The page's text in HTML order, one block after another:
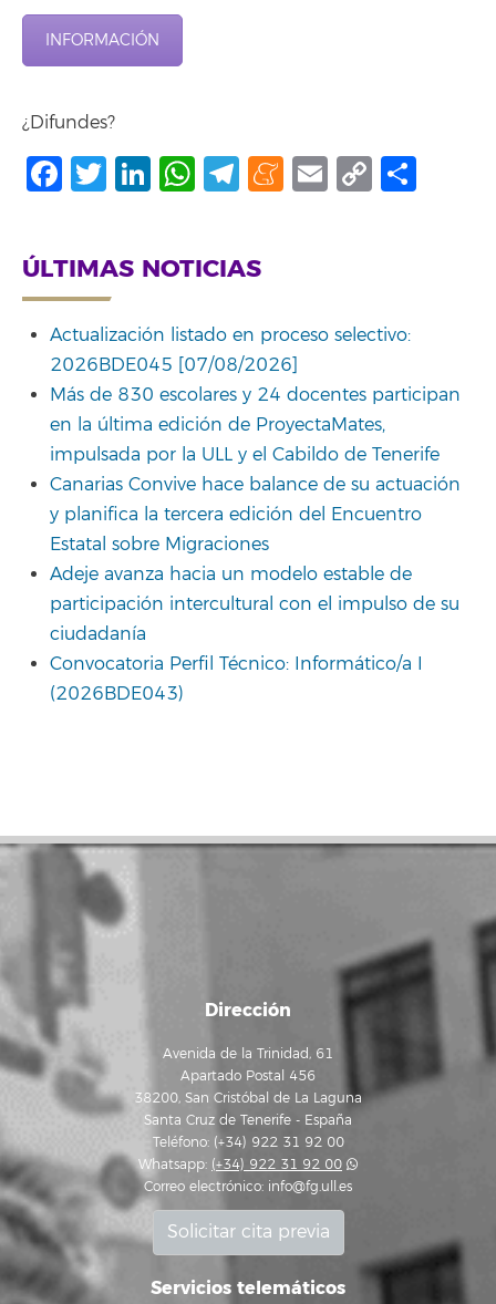
INFORMACIÓN
¿Difundes?
Facebook
Twitter
LinkedIn
WhatsApp
Telegram
Meneame
Email
Copy
ÚLTIMAS NOTICIAS
Actualización listado en proceso selectivo:
2026BDE045 [07/08/2026]
Más de 830 escolares y 24 docentes participan
en la última edición de ProyectaMates,
impulsada por la ULL y el Cabildo de Tenerife
Canarias Convive hace balance de su actuación
y planifica la tercera edición del Encuentro
Estatal sobre Migraciones
Adeje avanza hacia un modelo estable de
participación intercultural con el impulso de su
ciudadanía
Convocatoria Perfil Técnico: Informático/a I
(2026BDE043)
Dirección
Avenida de la Trinidad, 61
Apartado Postal 456
38200, San Cristóbal de La Laguna
Santa Cruz de Tenerife - España
Teléfono: (+34) 922 31 92 00
Whatsapp: (+34) 922 31 92 00
Correo electrónico: info@fg.ull.es
Solicitar cita previa
Servicios telemáticos